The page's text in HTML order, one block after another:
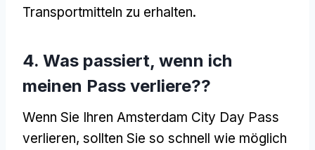
Transportmitteln zu erhalten.
4. Was passiert, wenn ich
meinen Pass verliere??
Wenn Sie Ihren Amsterdam City Day Pass
verlieren, sollten Sie so schnell wie möglich